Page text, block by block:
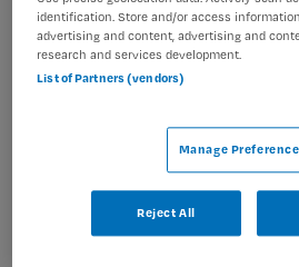
Deze vacature HBO-
40 uur) bij Vaccinatiepunt is niet
u wellicht interessant zijn.
identification. Store and/or access
advertising and content, advertising and
research and services development.
List of Partners (vendors)
Manage
Reject All